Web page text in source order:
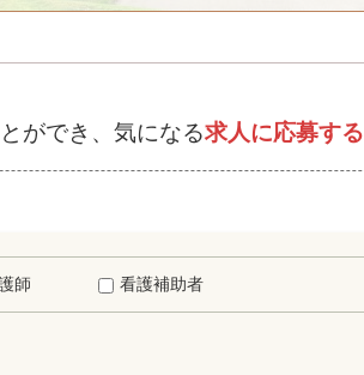
ができ、気になる求人に応募する
師 看護補助者